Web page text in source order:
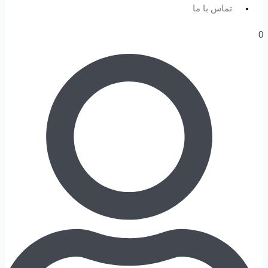
تماس با ما